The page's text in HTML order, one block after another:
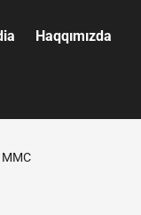
Haqqımızda